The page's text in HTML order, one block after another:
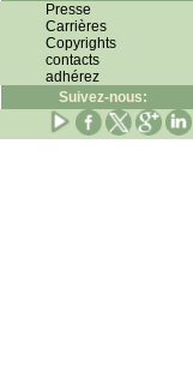
Presse
Carrières
Copyrights
contacts
adhérez
Suivez-nous: